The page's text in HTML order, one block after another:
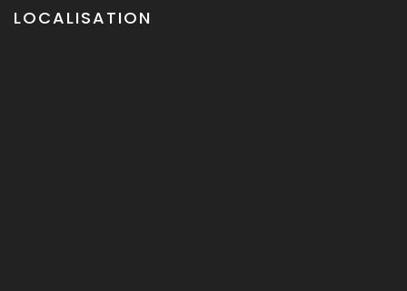
LOCALISATION